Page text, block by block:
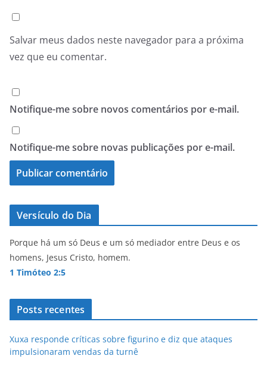
Salvar meus dados neste navegador para a próxima
vez que eu comentar.
Notifique-me sobre novos comentários por e-mail.
Notifique-me sobre novas publicações por e-mail.
Versículo do Dia
Porque há um só Deus e um só mediador entre Deus e os
homens, Jesus Cristo, homem.
1 Timóteo 2:5
Posts recentes
Xuxa responde críticas sobre figurino e diz que ataques
impulsionaram vendas da turnê